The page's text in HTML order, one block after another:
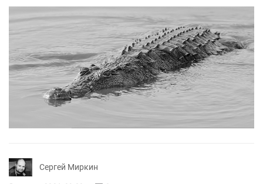
Сергей Миркин